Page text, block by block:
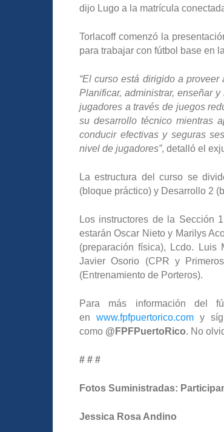
dijo Lugo a la matrícula
Torlacoff comenzó la
para trabajar con fútbol base en
“El curso está dirigido a
Planificar, administrar, enseñar
jugadores a través de juegos
su desarrollo técnico mientras
conducir efectivas y seguras
nivel de jugadores”, detalló el
La estructura del curso se
(bloque práctico) y Desarrollo 2
Los instructores de la Sección
estarán Oscar Nieto y Marilys
(preparación física), Lcdo. Luis
Javier Osorio (CPR y
(Entrenamiento de Porteros).
Para más información del
enwww.fpfpuertorico.com y
como @FPFPuertoRico. No
# # #
Fotos Suministradas:
Jessica Rosa Andino